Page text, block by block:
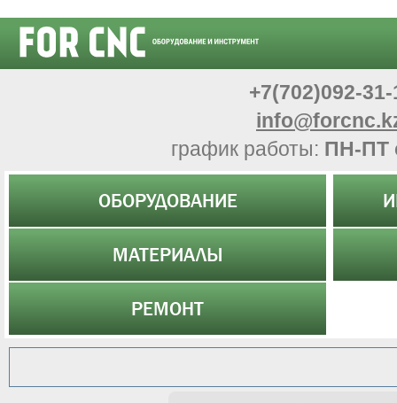
+7(702)092-31-
график работы: ПН-ПТ
ОБОРУДОВАНИЕ
МАТЕРИАЛЫ
РЕМОНТ